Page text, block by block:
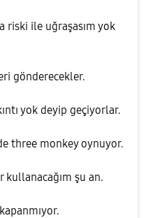
riski ile uğraşasım yok
gönderecekler.
yok deyip geçiyorlar.
three monkey oynuyor.
kullanacağım şu an.